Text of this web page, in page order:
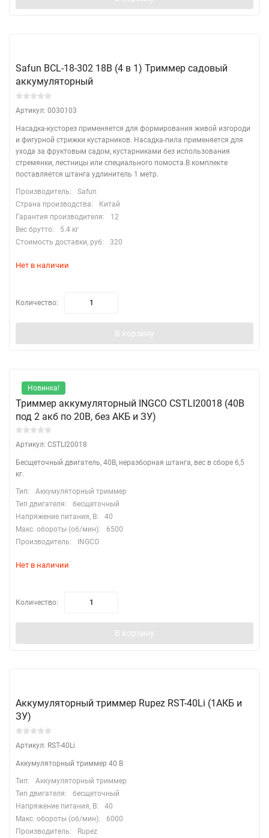
Safun BCL-18-302 18В (4 в 1) Триммер садовый
аккумуляторный
Артикул: 0030103
Насадка-кусторез применяется для формирования живой изгороди
и фигурной стрижки кустарников. Насадка-пила применяется для
ухода за фруктовым садом, кустарниками без использования
стремянки, лестницы или специального помоста.В комплекте
поставляется штанга удлинитель 1 метр.
Производитель:
Safun
Страна производства:
Китай
Гарантия производителя:
12
Вес брутто:
5.4 кг
Стоимость доставки, руб:
320
Нет в наличии
Количество:
В корзину
Новинка!
Триммер аккумуляторный INGCO CSTLI20018 (40В
под 2 акб по 20В, без АКБ и ЗУ)
Артикул: CSTLI20018
Бесщеточный двигатель, 40В, неразборная штанга, вес в сборе 6,5
кг.
Тип:
Аккумуляторный триммер
Тип двигателя:
бесщеточный
Напряжение питания, В:
40
Макс. обороты (об/мин):
6500
Производитель:
INGCO
Нет в наличии
Количество:
В корзину
Аккумуляторный триммер Rupez RST-40Li (1АКБ и
ЗУ)
Артикул: RST-40Li
Аккумуляторный триммер 40 В
Тип:
Аккумуляторный триммер
Тип двигателя:
бесщеточный
Напряжение питания, В:
40
Макс. обороты (об/мин):
6000
Производитель:
Rupez